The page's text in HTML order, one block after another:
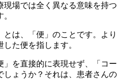
現場では全く異なる意味を持つ
は、 「便」 のことです。より
した便を指します。
」を直接的に表現せず、「コー
ょうか？それは、 患者さんの